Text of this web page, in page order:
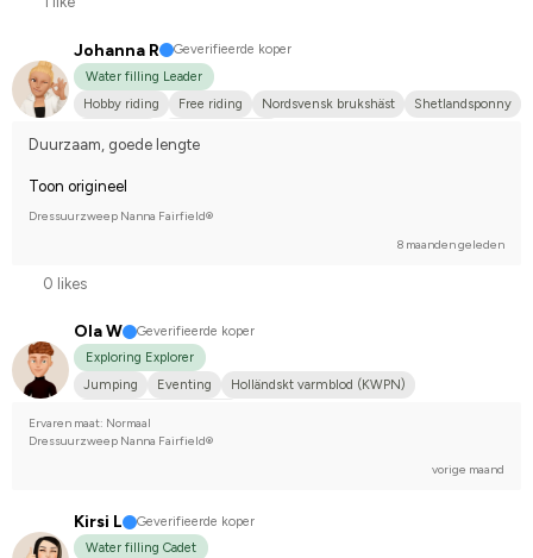
Johanna R
Geverifieerde koper
Water filling Leader
Hobby riding
Free riding Nordsvensk brukshäst
Shetlandsponny
Duurzaam, goede lengte
Toon origineel
Dressuurzweep Nanna Fairfield®
8 maanden geleden
0 likes
Ola W
Geverifieerde koper
Exploring Explorer
Jumping
Eventing
Holländskt varmblod (KWPN)
Ervaren maat: Normaal
Dressuurzweep Nanna Fairfield®
vorige maand
Kirsi L
Geverifieerde koper
Water filling Cadet